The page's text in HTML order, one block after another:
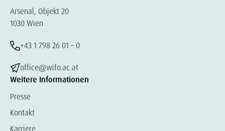
Arsenal, Objekt 20
1030 Wien
+43 1 798 26 01 – 0
office@wifo.ac.at
Weitere Informationen
Presse
Kontakt
Karriere